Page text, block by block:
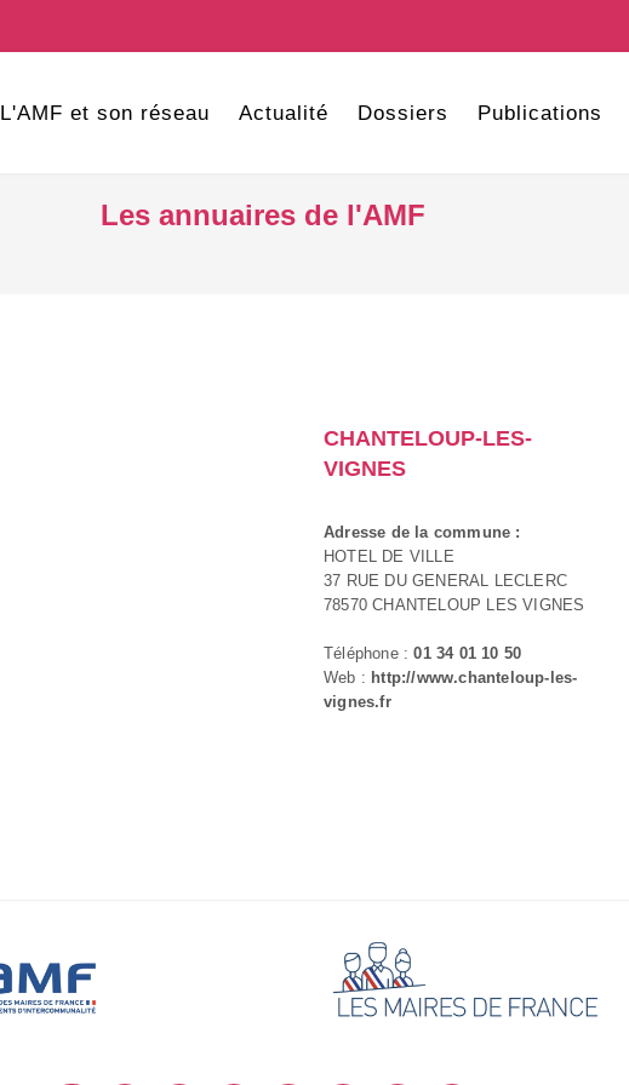
L'AMF et son réseau Actualité Dossiers Publications
Les annuaires de l'AMF
CHANTELOUP-LES-
VIGNES
Adresse de la commune :
HOTEL DE VILLE
37 RUE DU GENERAL LECLERC
78570 CHANTELOUP LES VIGNES
Téléphone :01 34 01 10 50
Web : http://www.chanteloup-les-
vignes.fr